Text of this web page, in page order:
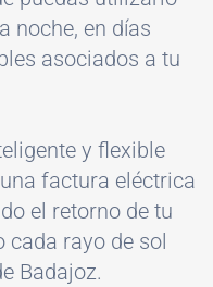
noche, en días
asociados a tu
y flexible
factura eléctrica
el retorno de tu
rayo de sol
Badajoz.